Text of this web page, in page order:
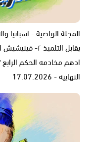
المجلة الرياضية - اسبانيا
يقابل التلميذ
النهاييه - 17.07.2026